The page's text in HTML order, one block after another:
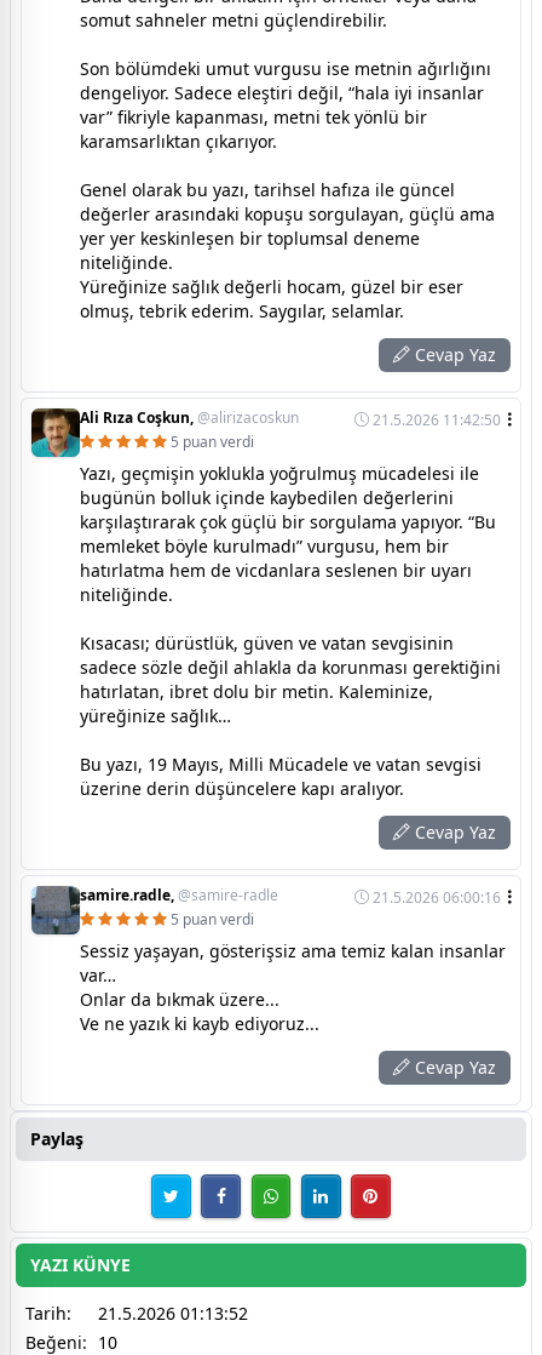
somut sahneler metni güçlendirebilir.
Son bölümdeki umut vurgusu ise metnin ağırlığını
dengeliyor. Sadece eleştiri değil, “hala iyi insanlar
var” fikriyle kapanması, metni tek yönlü bir
karamsarlıktan çıkarıyor.
Genel olarak bu yazı, tarihsel hafıza ile güncel
değerler arasındaki kopuşu sorgulayan, güçlü ama
yer yer keskinleşen bir toplumsal deneme
niteliğinde.
Yüreğinize sağlık değerli hocam, güzel bir eser
olmuş, tebrik ederim. Saygılar, selamlar.
Cevap Yaz
Ali Rıza Coşkun,@alirizacoskun
21.5.2026 11:42:50
5 puan verdi
Yazı, geçmişin yoklukla yoğrulmuş mücadelesi ile
bugünün bolluk içinde kaybedilen değerlerini
karşılaştırarak çok güçlü bir sorgulama yapıyor. “Bu
memleket böyle kurulmadı” vurgusu, hem bir
hatırlatma hem de vicdanlara seslenen bir uyarı
niteliğinde.
Kısacası; dürüstlük, güven ve vatan sevgisinin
sadece sözle değil ahlakla da korunması gerektiğini
hatırlatan, ibret dolu bir metin. Kaleminize,
yüreğinize sağlık…
Bu yazı, 19 Mayıs, Milli Mücadele ve vatan sevgisi
üzerine derin düşüncelere kapı aralıyor.
Cevap Yaz
samire.radle,@samire-radle
21.5.2026 06:00:16
5 puan verdi
Sessiz yaşayan, gösterişsiz ama temiz kalan insanlar
var…
Onlar da bıkmak üzere...
Ve ne yazık ki kayb ediyoruz...
Cevap Yaz
Paylaş
YAZI KÜNYE
Tarih:
21.5.2026 01:13:52
Beğeni: 10